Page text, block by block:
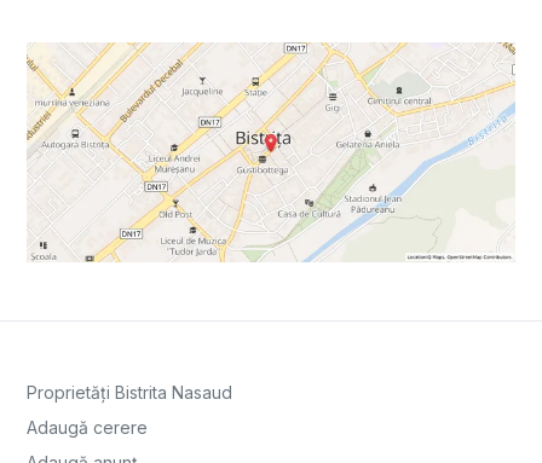
Proprietăți Bistrita Nasaud
Adaugă cerere